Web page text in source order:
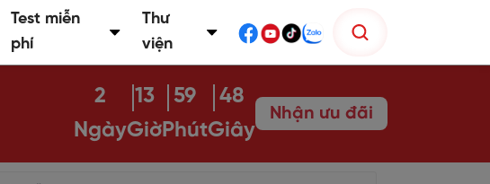
Test miễn
phí
Thư
viện
2
Ngày
13
Giờ
59
Phút
47
Giây
Nhận ưu đãi